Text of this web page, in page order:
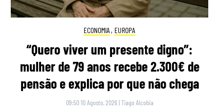
ECONOMIA , EUROPA
“Quero viver um presente digno”:
mulher de 79 anos recebe 2.300€ de
pensão e explica por que não chega
09:50 10 Agosto, 2026 |Tiago Alcobia